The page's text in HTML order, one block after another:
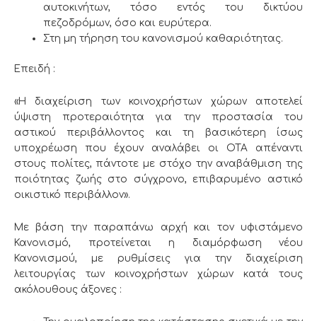
αυτοκινήτων, τόσο εντός του δικτύου
πεζοδρόμων, όσο και ευρύτερα.
Στη μη τήρηση του κανονισμού καθαριότητας.
Επειδή :
«Η διαχείριση των κοινοχρήστων χώρων αποτελεί
ύψιστη προτεραιότητα για την προστασία του
αστικού περιβάλλοντος και τη βασικότερη ίσως
υποχρέωση που έχουν αναλάβει οι ΟΤΑ απέναντι
στους πολίτες, πάντοτε με στόχο την αναβάθμιση της
ποιότητας ζωής στο σύγχρονο, επιβαρυμένο αστικό
οικιστικό περιβάλλον».
Με βάση την παραπάνω αρχή και τον υφιστάμενο
Κανονισμό, προτείνεται η διαμόρφωση νέου
Κανονισμού, με ρυθμίσεις για την διαχείριση
λειτουργίας των κοινοχρήστων χώρων κατά τους
ακόλουθους άξονες :